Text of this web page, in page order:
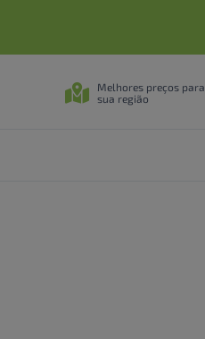
Melhores preços para
sua região